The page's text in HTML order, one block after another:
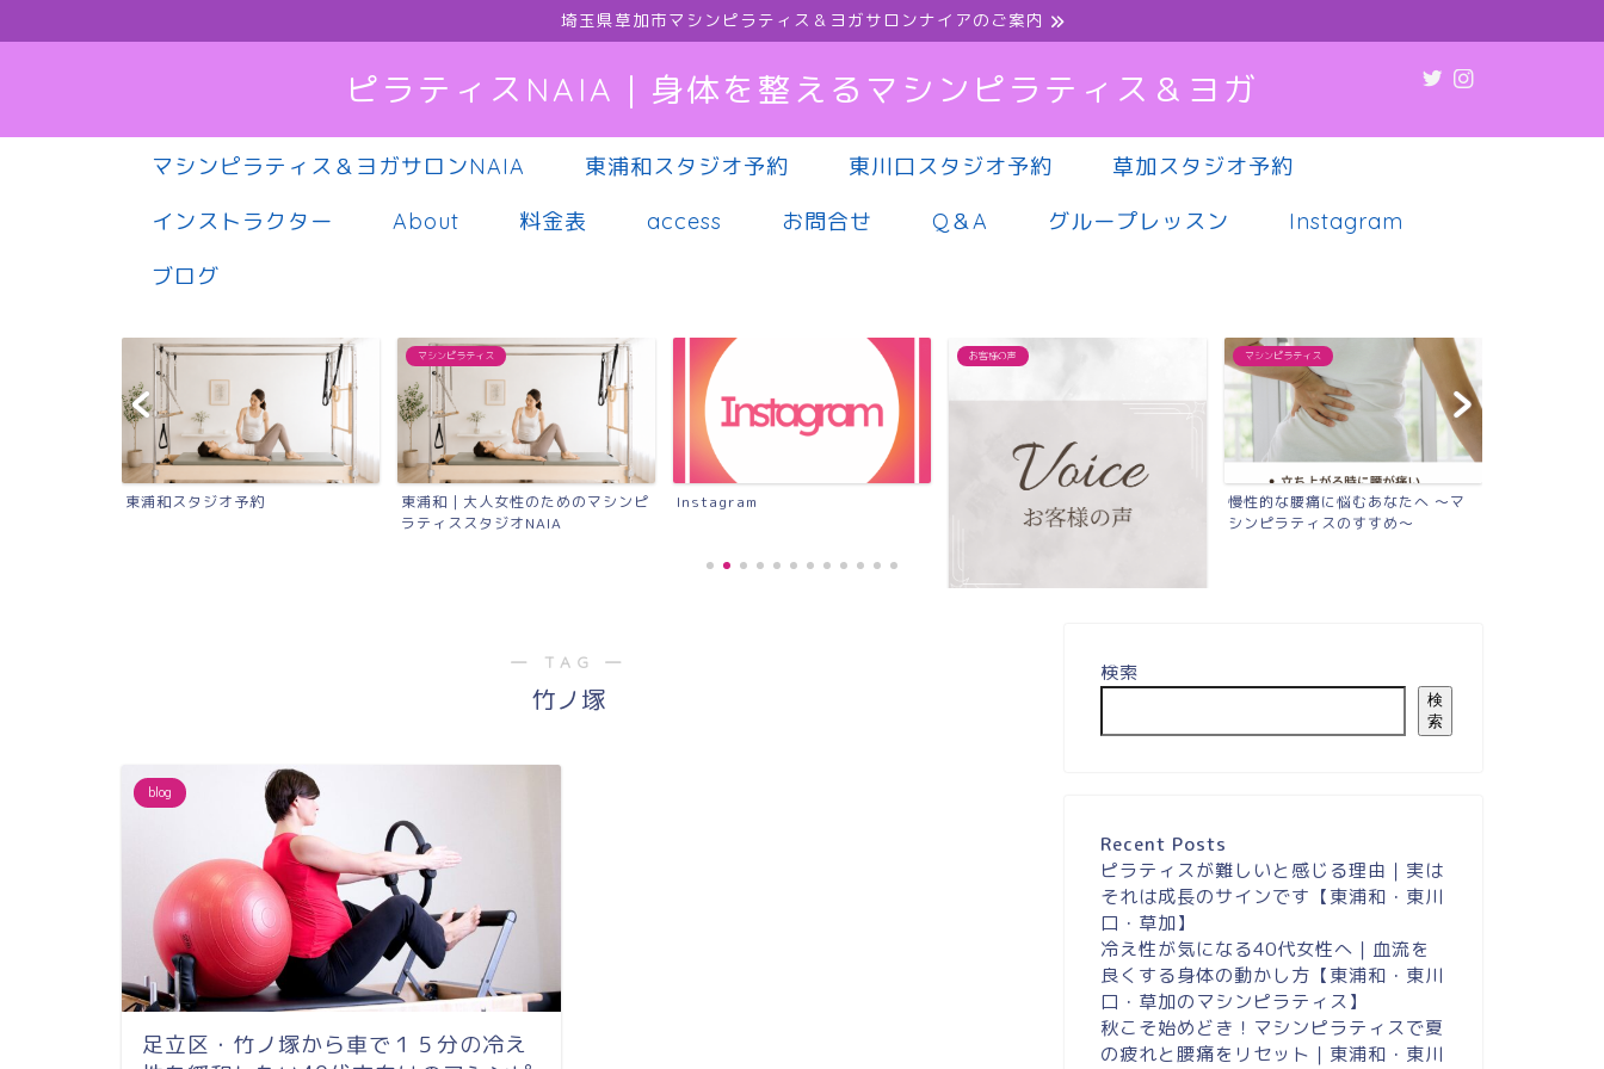
埼玉県草加市マシンピラティス＆ヨガサロンナイアのご案内
ピラティスNAIA｜身体を整えるマシンピラティス＆ヨガ
マシンピラティス＆ヨガサロンNAIA 東浦和スタジオ予約 東川口スタジオ予約
草加スタジオ予約
インストラクター
About 料金表 access お問合せ Q＆A グループレッスン
Instagram
ブログ
東浦和スタジオ予約
マシンピラティス
東浦和｜大人女性のためのマシンピ
ラティススタジオNAIA
Instagram
お客様の声
《お客様の声》膝の痛みが緩和し、
マシンピラティス
慢性的な腰痛に悩むあなたへ 〜マ
シンピラティスのすすめ〜
― TAG ―
竹ノ塚
blog
足立区・竹ノ塚から車で１５分の冷え
検索
検
索
Recent Posts
ピラティスが難しいと感じる理由｜実は
それは成長のサインです【東浦和・東川
口・草加】
冷え性が気になる40代女性へ｜血流を
良くする身体の動かし方【東浦和・東川
口・草加のマシンピラティス】
秋こそ始めどき！マシンピラティスで夏
の疲れと腰痛をリセット｜東浦和・東川